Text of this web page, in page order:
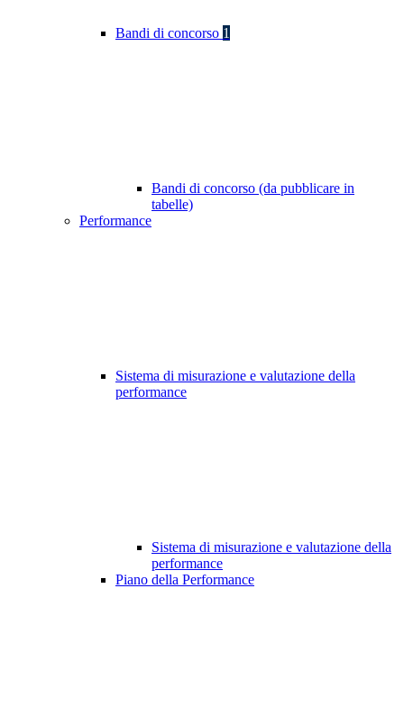
Bandi di concorso 1
Bandi di concorso (da pubblicare in
tabelle)
Performance
Sistema di misurazione e valutazione della
performance
Sistema di misurazione e valutazione della
performance
Piano della Performance